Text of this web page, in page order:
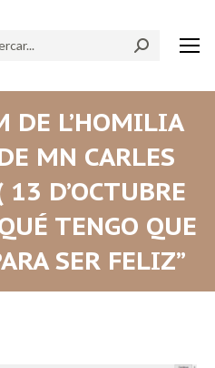
DE L’HOMILIA
MN CARLES
D’OCTUBRE
TENGO QUE
SER FELIZ”